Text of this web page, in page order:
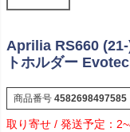
Aprilia RS660
トホルダー
商品番号 4582698497585